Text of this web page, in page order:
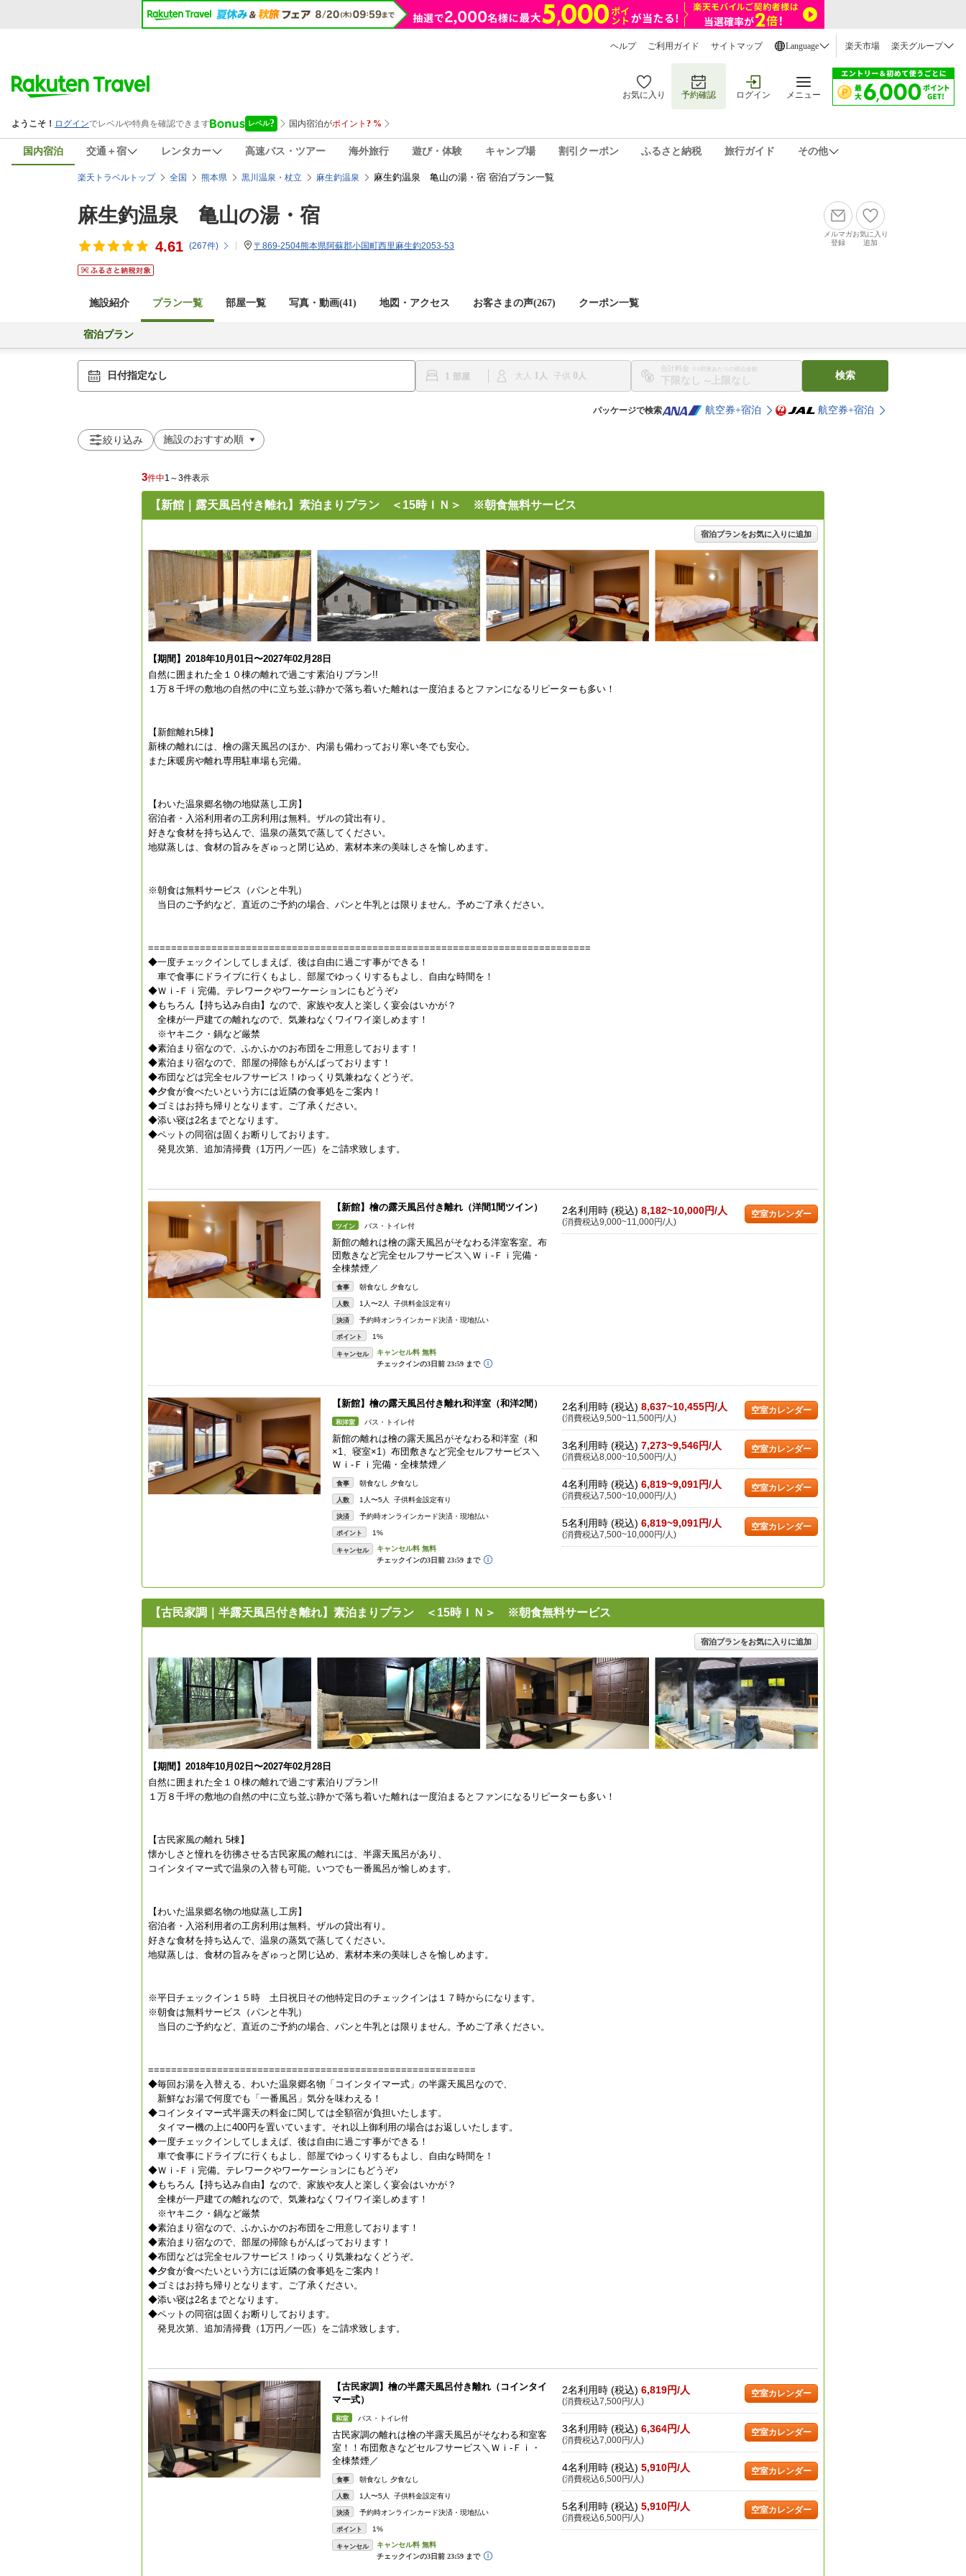
ヘルプ ご利用ガイド サイトマップ Language 楽天市場 楽天グループ
お気に入り 予約確認 ログイン メニュー
国内宿泊 交通＋宿 レンタカー 高速バス・ツアー 海外旅行 遊び・体験 キャンプ場 割引クーポン ふるさと納税 旅行ガイド その他
楽天トラベルトップ 全国 熊本県 黒川温泉・杖立 麻生釣温泉 麻生釣温泉 亀山の湯・宿 宿泊プラン一覧
麻生釣温泉 亀山の湯・宿
4.61 (267件) 〒869-2504熊本県阿蘇郡小国町西里麻生釣2053-53
メルマガ
登録
お気に入り
追加
施設紹介 プラン一覧 部屋一覧 写真・動画(41) 地図・アクセス お客さまの声(267) クーポン一覧
宿泊プラン
日付指定なし 1 大人 1 子供 0
合計料金 ※1部屋あたりの税込金額
〜
検索
パッケージで検索 航空券+宿泊 航空券+宿泊
絞り込み
3件中1～3件表示
【新館｜露天風呂付き離れ】素泊まりプラン ＜15時ＩＮ＞ ※朝食無料サービス
宿泊プランをお気に入りに追加
【期間】2018年10月01日〜2027年02月28日
自然に囲まれた全１０棟の離れで過ごす素泊りプラン!!
１万８千坪の敷地の自然の中に立ち並ぶ静かで落ち着いた離れは一度泊まるとファンになるリピーターも多い！
【新館離れ5棟】
新棟の離れには、檜の露天風呂のほか、内湯も備わっており寒い冬でも安心。
また床暖房や離れ専用駐車場も完備。
【わいた温泉郷名物の地獄蒸し工房】
宿泊者・入浴利用者の工房利用は無料。ザルの貸出有り。
好きな食材を持ち込んで、温泉の蒸気で蒸してください。
地獄蒸しは、食材の旨みをぎゅっと閉じ込め、素材本来の美味しさを愉しめます。
※朝食は無料サービス（パンと牛乳）
当日のご予約など、直近のご予約の場合、パンと牛乳とは限りません。予めご了承ください。
=============================================================================
◆一度チェックインしてしまえば、後は自由に過ごす事ができる！
車で食事にドライブに行くもよし、部屋でゆっくりするもよし、自由な時間を！
◆Ｗｉ-Ｆｉ完備。テレワークやワーケーションにもどうぞ♪
◆もちろん【持ち込み自由】なので、家族や友人と楽しく宴会はいかが？
全棟が一戸建ての離れなので、気兼ねなくワイワイ楽しめます！
※ヤキニク・鍋など厳禁
◆素泊まり宿なので、ふかふかのお布団をご用意しております！
◆素泊まり宿なので、部屋の掃除もがんばっております！
◆布団などは完全セルフサービス！ゆっくり気兼ねなくどうぞ。
◆夕食が食べたいという方には近隣の食事処をご案内！
◆ゴミはお持ち帰りとなります。ご了承ください。
◆添い寝は2名までとなります。
◆ペットの同宿は固くお断りしております。
発見次第、追加清掃費（1万円／一匹）をご請求致します。
【新館】檜の露天風呂付き離れ（洋間1間ツイン）
ツイン バス・トイレ付
新館の離れは檜の露天風呂がそなわる洋室客室。布
団敷きなど完全セルフサービス＼Ｗｉ-Ｆｉ完備・
全棟禁煙／
食事 朝食なし 夕食なし
人数 1人〜2人 子供料金設定有り
決済 予約時オンラインカード決済・現地払い
ポイント 1%
キャンセル
2名利用時 (税込) 8,182~10,000円/人
(消費税込9,000~11,000円/人)
空室カレンダー
【新館】檜の露天風呂付き離れ和洋室（和洋2間）
和洋室 バス・トイレ付
新館の離れは檜の露天風呂がそなわる和洋室（和
×1、寝室×1）布団敷きなど完全セルフサービス＼
Ｗｉ-Ｆｉ完備・全棟禁煙／
食事 朝食なし 夕食なし
人数 1人〜5人 子供料金設定有り
決済 予約時オンラインカード決済・現地払い
ポイント 1%
キャンセル
2名利用時 (税込) 8,637~10,455円/人
(消費税込9,500~11,500円/人)
空室カレンダー
3名利用時 (税込) 7,273~9,546円/人
(消費税込8,000~10,500円/人)
空室カレンダー
4名利用時 (税込) 6,819~9,091円/人
(消費税込7,500~10,000円/人)
空室カレンダー
5名利用時 (税込) 6,819~9,091円/人
(消費税込7,500~10,000円/人)
空室カレンダー
【古民家調｜半露天風呂付き離れ】素泊まりプラン ＜15時ＩＮ＞ ※朝食無料サービス
宿泊プランをお気に入りに追加
【期間】2018年10月02日〜2027年02月28日
自然に囲まれた全１０棟の離れで過ごす素泊りプラン!!
１万８千坪の敷地の自然の中に立ち並ぶ静かで落ち着いた離れは一度泊まるとファンになるリピーターも多い！
【古民家風の離れ 5棟】
懐かしさと憧れを彷彿させる古民家風の離れには、半露天風呂があり、
コインタイマー式で温泉の入替も可能。いつでも一番風呂が愉しめます。
【わいた温泉郷名物の地獄蒸し工房】
宿泊者・入浴利用者の工房利用は無料。ザルの貸出有り。
好きな食材を持ち込んで、温泉の蒸気で蒸してください。
地獄蒸しは、食材の旨みをぎゅっと閉じ込め、素材本来の美味しさを愉しめます。
※平日チェックイン１５時 土日祝日その他特定日のチェックインは１７時からになります。
※朝食は無料サービス（パンと牛乳）
当日のご予約など、直近のご予約の場合、パンと牛乳とは限りません。予めご了承ください。
=========================================================
◆毎回お湯を入替える、わいた温泉郷名物「コインタイマー式」の半露天風呂なので、
新鮮なお湯で何度でも「一番風呂」気分を味わえる！
◆コインタイマー式半露天の料金に関しては全額宿が負担いたします。
タイマー機の上に400円を置いています。それ以上御利用の場合はお返しいたします。
◆一度チェックインしてしまえば、後は自由に過ごす事ができる！
車で食事にドライブに行くもよし、部屋でゆっくりするもよし、自由な時間を！
◆Ｗｉ-Ｆｉ完備。テレワークやワーケーションにもどうぞ♪
◆もちろん【持ち込み自由】なので、家族や友人と楽しく宴会はいかが？
全棟が一戸建ての離れなので、気兼ねなくワイワイ楽しめます！
※ヤキニク・鍋など厳禁
◆素泊まり宿なので、ふかふかのお布団をご用意しております！
◆素泊まり宿なので、部屋の掃除もがんばっております！
◆布団などは完全セルフサービス！ゆっくり気兼ねなくどうぞ。
◆夕食が食べたいという方には近隣の食事処をご案内！
◆ゴミはお持ち帰りとなります。ご了承ください。
◆添い寝は2名までとなります。
◆ペットの同宿は固くお断りしております。
発見次第、追加清掃費（1万円／一匹）をご請求致します。
【古民家調】檜の半露天風呂付き離れ（コインタイ
マー式）
和室 バス・トイレ付
古民家調の離れは檜の半露天風呂がそなわる和室客
室！！布団敷きなどセルフサービス＼Ｗｉ-Ｆｉ・
全棟禁煙／
食事 朝食なし 夕食なし
人数 1人〜5人 子供料金設定有り
決済 予約時オンラインカード決済・現地払い
ポイント 1%
キャンセル
2名利用時 (税込) 6,819円/人
(消費税込7,500円/人)
空室カレンダー
3名利用時 (税込) 6,364円/人
(消費税込7,000円/人)
空室カレンダー
4名利用時 (税込) 5,910円/人
(消費税込6,500円/人)
空室カレンダー
5名利用時 (税込) 5,910円/人
(消費税込6,500円/人)
空室カレンダー